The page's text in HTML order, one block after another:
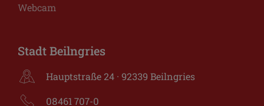
Webcam
Stadt Beilngries
Hauptstraße 24 · 92339 Beilngries
08461 707-0